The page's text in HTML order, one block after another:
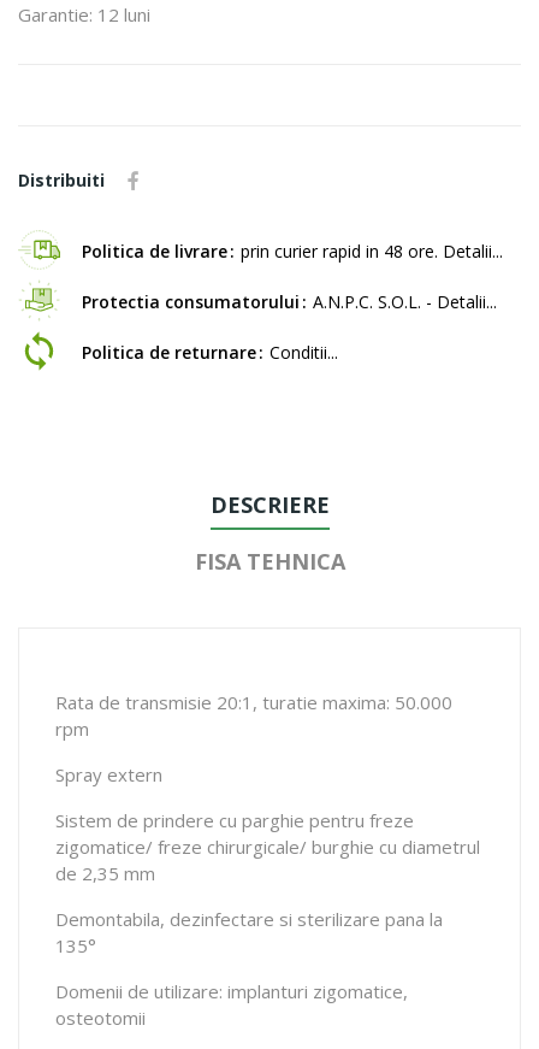
Garantie: 12 luni
Distribuiti
Politica de livrare prin curier rapid in 48 ore. Detalii...
Protectia consumatorului A.N.P.C. S.O.L. - Detalii...
Politica de returnare Conditii...
DESCRIERE
FISA TEHNICA
Rata de transmisie 20:1, turatie maxima: 50.000
rpm
Spray extern
Sistem de prindere cu parghie pentru freze
zigomatice/ freze chirurgicale/ burghie cu diametrul
de 2,35 mm
Demontabila, dezinfectare si sterilizare pana la
135°
Domenii de utilizare: implanturi zigomatice,
osteotomii